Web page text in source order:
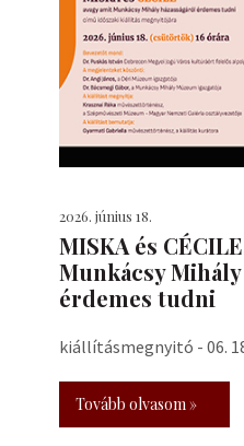
2026. június 18.
MISKA és
Munkácsy
érdemes tudni
kiállításmegnyitó - 06.
Tovább olvasom »